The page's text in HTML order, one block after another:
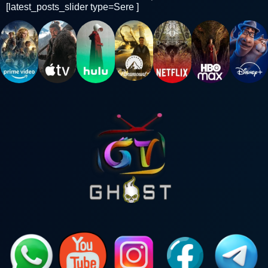
[latest_posts_slider type=Sere ]